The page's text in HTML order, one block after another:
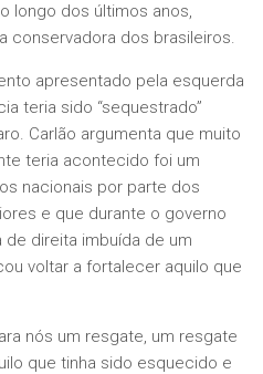
longo dos últimos anos,
conservadora dos brasileiros.
apresentado pela esquerda
teria sido “sequestrado”
Carlão argumenta que muito
teria acontecido foi um
nacionais por parte dos
e que durante o governo
de direita imbuída de um
voltar a fortalecer aquilo que
nós um resgate, um resgate
que tinha sido esquecido e